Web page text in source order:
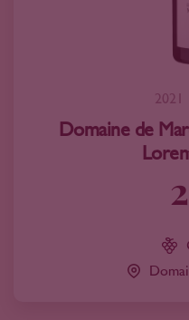
2021
Domaine de